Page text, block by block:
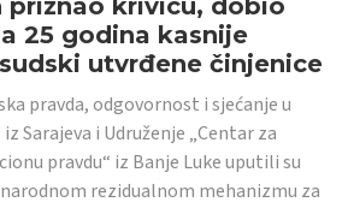
25 godina kasnije
utvrđene činjenice
pravda, odgovornost i sjećanje u
Sarajeva i Udruženje „Centar za
pravdu“ iz Banje Luke uputili su
rezidualnom mehanizmu za